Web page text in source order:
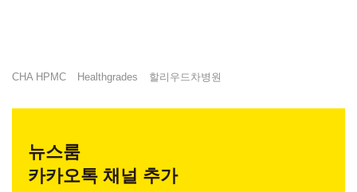
CHA HPMC Healthgrades 할리우드차병원
뉴스룸
카카오톡 채널 추가